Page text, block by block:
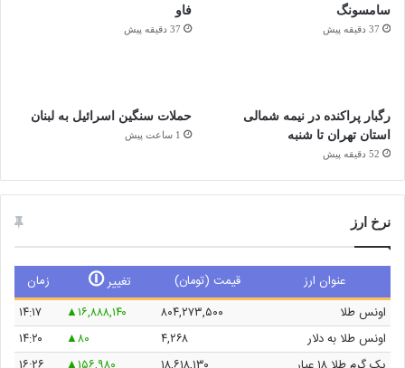
سامسونگ
37 دقیقه پیش
فاو
37 دقیقه پیش
رگبار پراکنده در نیمه شمالی
استان تهران تا شنبه
52 دقیقه پیش
حملات سنگین اسرائیل به لبنان
1 ساعت پیش
نرخ ارز
عنوان ارز قیمت (تومان) تغییر🛈
زمان
اونس طلا
۸۰۴,۲۷۳,۵۰۰ ۱۶,۸۸۸,۱۴۰
۱۴:۱۷
اونس طلا به دلار
۴,۲۶۸ ۸۰
۱۴:۲۰